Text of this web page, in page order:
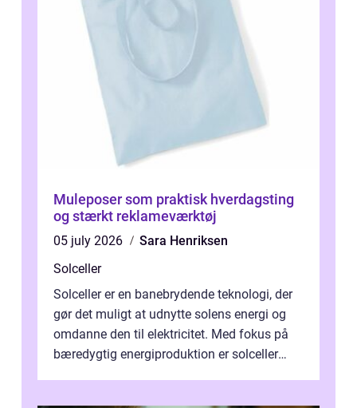
Muleposer som praktisk hverdagsting
og stærkt reklameværktøj
05 july 2026
Sara Henriksen
Solceller
Solceller er en banebrydende teknologi, der
gør det muligt at udnytte solens energi og
omdanne den til elektricitet. Med fokus på
bæredygtig energiproduktion er solceller